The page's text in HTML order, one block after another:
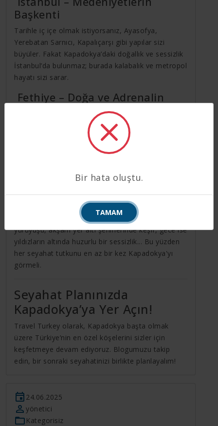
Başkenti
Tarihle iç içe olmak istiyorsanız, Ayasofya,
Yerebatan Sarnıcı, Kapalıçarşı gibi yapılar sizi
büyüler. Fakat Kapadokya’daki doğallık ve sessizlik
İstanbul’da bulunmaz; burada kalabalık ve metropol
hayatı sizi sarar.
Fethiye – Doğa ve Adrenalin
Yamaç paraşütü, Ölüdeniz, koy turları… Fethiye
macera arayanlar için birebir. Ancak
Kapadokya’daki gibi tarih-doğa-kültür
Kapadokya yalnızca bir tatil değil, bir deneyim
sunar. Sabah balon turu, öğlen vadilerde doğa
yürüyüşü, akşam yer altı şehirlerinde keşif, gece ise
yıldızların altında huzurlu bir sessizlik... Bu yüzden
her seyahat tutkunu en az bir kez Kapadokya'yı
görmeli.
Seyahat Planınızda
Kapadokya’ya Yer Açın!
Travel Turkey olarak, Kapadokya başta olmak
üzere Türkiye’nin en özel köşelerini sizler için
keşfetmeye devam ediyoruz. Blogumuzu takip
edin, bir sonraki seyahatinizi birlikte planlayalım!
24.06.2025
yönetici
Kategorisiz
Bir hata oluştu.
TAMAM